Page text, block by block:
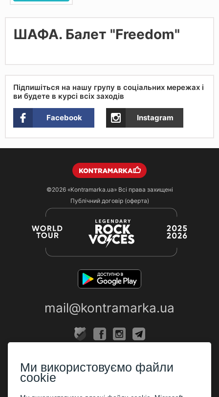
ШАФА. Балет "Freedom"
Підпишіться на нашу групу в соціальних мережах і
ви будете в курсі всіх заходів
Facebook Instagram
©2026 «Kontramarka.ua»Всі права захищені
Публічний договір (оферта)
mail@kontramarka.ua
Каси
Ми використовуємо файли
cookie